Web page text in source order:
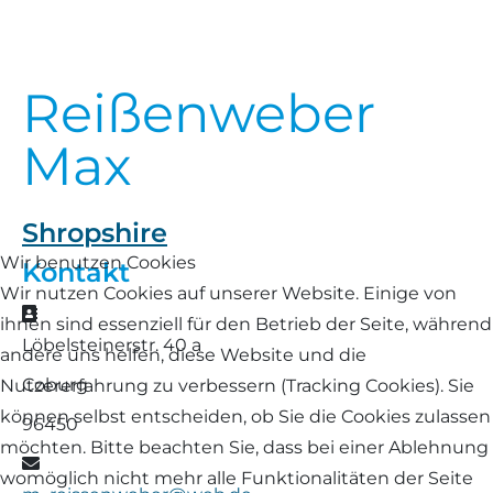
Reißenweber
Max
Shropshire
Kontakt
Adresse
Löbelsteinerstr. 40 a
Coburg
96450
E-Mail
Wir benutzen Cookies
Wir nutzen Cookies auf unserer Website. Einige von
ihnen sind essenziell für den Betrieb der Seite, während
andere uns helfen, diese Website und die
Nutzererfahrung zu verbessern (Tracking Cookies). Sie
können selbst entscheiden, ob Sie die Cookies zulassen
möchten. Bitte beachten Sie, dass bei einer Ablehnung
womöglich nicht mehr alle Funktionalitäten der Seite
Links Züchter-Internetseiten
Preisrichter in Bayern
Futtrationsrechner
Neueinsteiger
Fachberater in Bayern
Lineare Beurteilung Zahnstellung
Erfassung der Euterreinheit
Weißes Bergschaf
Rouge de Roussillon
Schwarzes Villnösser Schaf
Scottish Blackface
Shetland
Skudde
South Down
Soayschaf